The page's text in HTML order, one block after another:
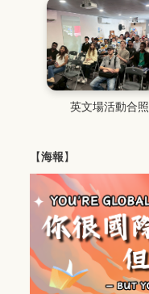
英文場活動合照
【海報】